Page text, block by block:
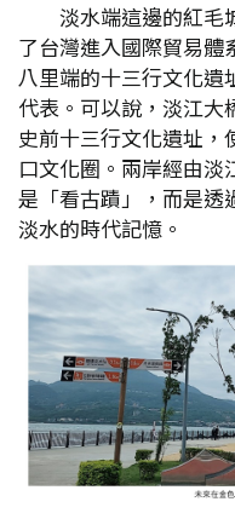
淡水端這邊的紅毛
了台灣進入國際貿易體
八里端的十三行文化遺
代表。可以說，淡江大
史前十三行文化遺址，
口文化圈。兩岸經由淡
是「看古蹟」，而是透
淡水的時代記憶。